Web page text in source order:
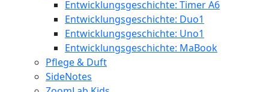
Entwicklungsgeschichte: Timer A6
Entwicklungsgeschichte: Duo1
Entwicklungsgeschichte: Uno1
Entwicklungsgeschichte: MaBook
Pflege & Duft
SideNotes